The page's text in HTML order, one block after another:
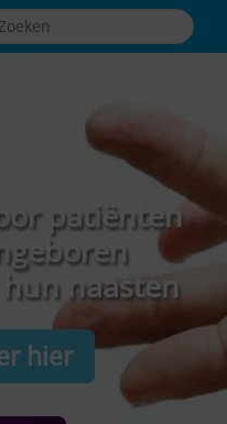
patiënten
naasten
hier